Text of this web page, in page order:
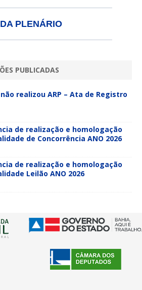
PLENÁRIO
PUBLICADAS
realizou ARP – Ata de Registro
de realização e homologação
de Concorrência ANO 2026
de realização e homologação
Leilão ANO 2026